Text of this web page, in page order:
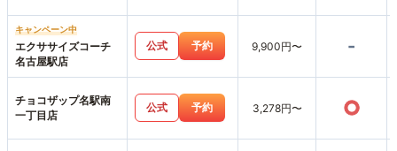
キャンペーン中
エクササイズコーチ
名古屋駅店
公式 予約 9,900円〜 -
チョコザップ名駅南
一丁目店
公式 予約 3,278円〜 ○